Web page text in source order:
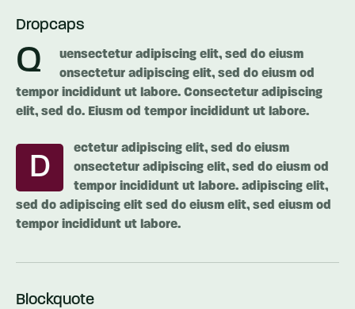
Dropcaps
Q
uensectetur adipiscing elit, sed do eiusm
onsectetur adipiscing elit, sed do eiusm od
tempor incididunt ut labore. Consectetur adipiscing
elit, sed do. Eiusm od tempor incididunt ut labore.
D
ectetur adipiscing elit, sed do eiusm
onsectetur adipiscing elit, sed do eiusm od
tempor incididunt ut labore. adipiscing elit,
sed do adipiscing elit sed do eiusm elit, sed eiusm od
tempor incididunt ut labore.
Blockquote